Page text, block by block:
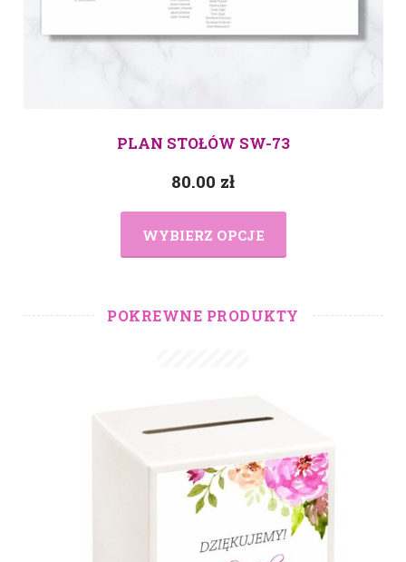
PLAN STOŁÓW SW-73
80.00 zł
WYBIERZ OPCJE
POKREWNE PRODUKTY